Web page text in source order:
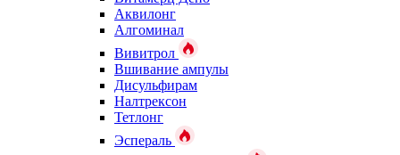
Аквилонг
Алгоминал
Вивитрол
Вшивание ампулы
Дисульфирам
Налтрексон
Тетлонг
Эспераль